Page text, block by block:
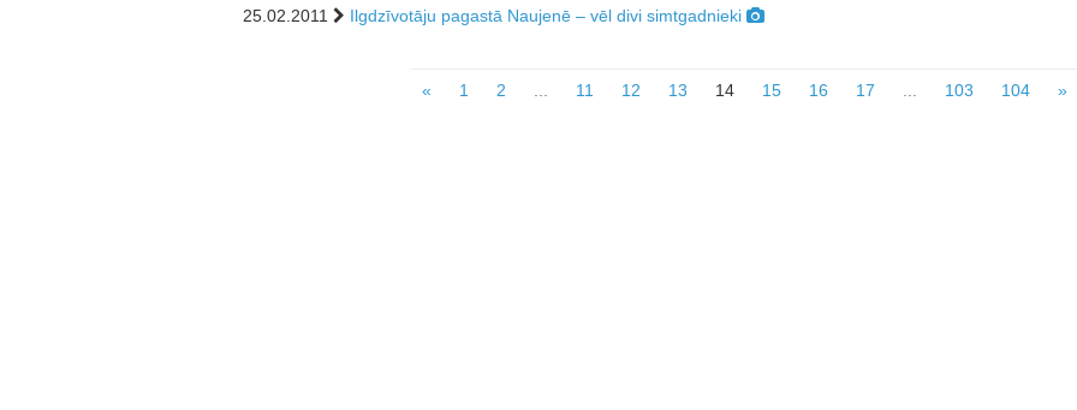
25.02.2011
Ilgdzīvotāju pagastā Naujenē – vēl divi simtgadnieki
« 1 2 11 12 13 14 15 16 17 103 104 »